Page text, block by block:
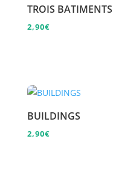
TROIS BATIMENTS
2,90€
BUILDINGS
2,90€